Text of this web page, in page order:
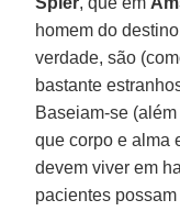
homem do
verdade, são
bastante
Baseiam-se
que corpo e alma
devem viver em
pacientes